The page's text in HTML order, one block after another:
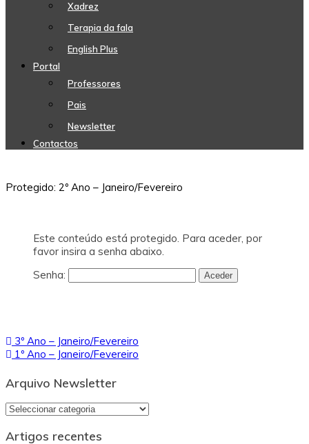
Xadrez
Terapia da fala
English Plus
Portal
Professores
Pais
Newsletter
Contactos
Protegido: 2º Ano – Janeiro/Fevereiro
Este conteúdo está protegido. Para aceder, por
favor insira a senha abaixo.
Senha:
Navegação
de
artigos
3º Ano – Janeiro/Fevereiro
1º Ano – Janeiro/Fevereiro
Arquivo Newsletter
Arquivo
Artigos recentes